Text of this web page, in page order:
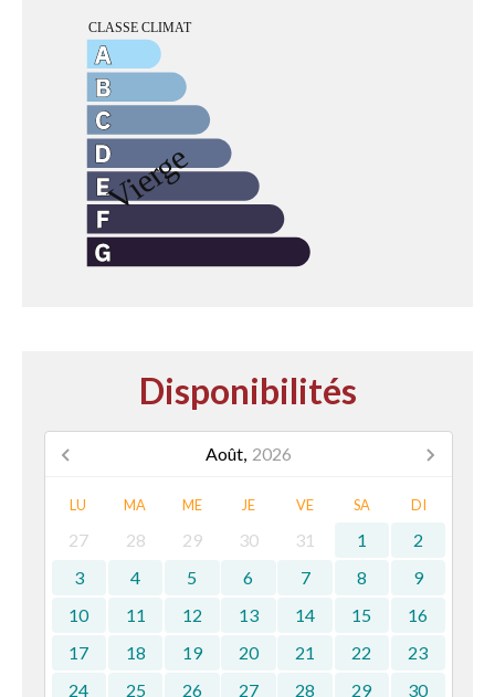
Disponibilités
Août, 2026
LU MA ME JE VE SA DI
27 28 29 30 31 1
2
3
4 5 6 7 8
9
10
11 12 13 14 15
16
17
18 19 20 21 22
23
24
25 26 27 28 29 30